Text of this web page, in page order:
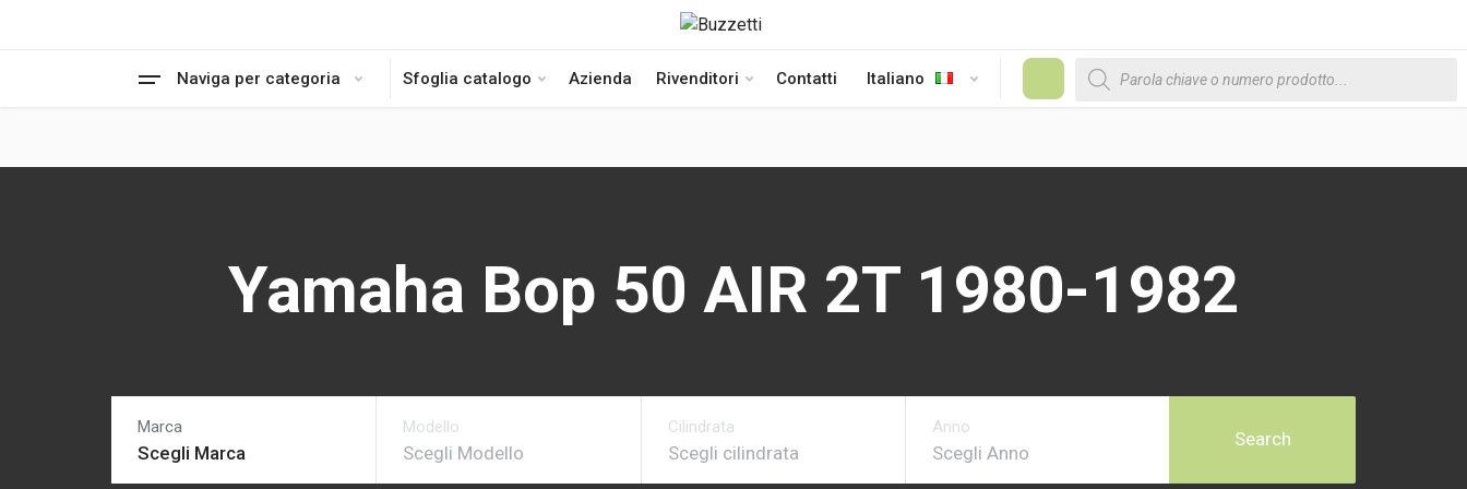
Naviga per categoria Sfoglia catalogo Azienda Rivenditori Contatti Italiano
Products search
Yamaha Bop 50 AIR 2T 1980-1982
Search